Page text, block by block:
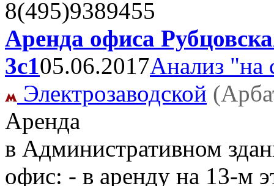
8(495)9389455
Аренда офиса
3с105.06.2017Анализ "на
Электрозаводской
Аренда
в Административном
офис: - в аренду на 13-м